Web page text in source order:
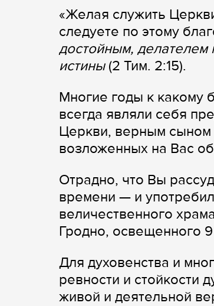
«Желая служить
следуете по этому
достойным,
истины(2 Тим. 2:15).
Многие годы к какому
всегда являли себя
Церкви, верным сыном
возложенных на Вас
Отрадно, что Вы
времени — и
величественного
Гродно, освещенного
Для духовенства и
ревности и стойкости
живой и деятельной